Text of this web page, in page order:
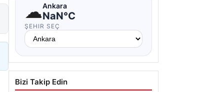
☁Ankara
NaN°C
ŞEHIR SEÇ
Bizi Takip Edin